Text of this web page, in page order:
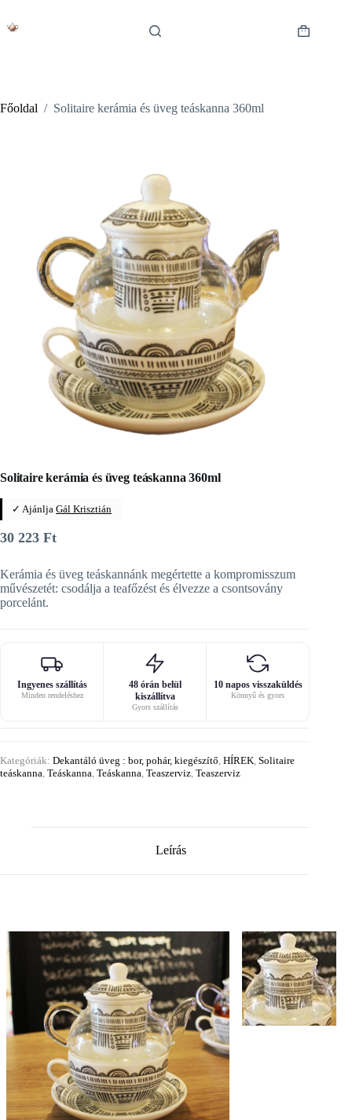
content
Shopping
Főoldal / Solitaire kerámia és üveg teáskanna 360ml
Solitaire kerámia és üveg teáskanna 360ml
✓ Ajánlja Gál Krisztián
30 223 Ft
Kerámia és üveg teáskannánk megértette a kompromisszum
művészetét: csodálja a teafőzést és élvezze a csontsovány
porcelánt.
Ingyenes szállítás
Minden rendeléshez
48 órán belül
kiszállítva
Gyors szállítás
10 napos visszaküldés
Könnyű és gyors
Kategóriák: Dekantáló üveg : bor, pohár, kiegészítő HÍREK Solitaire
teáskanna Teáskanna Teáskanna Teaszerviz Teaszerviz
Leírás